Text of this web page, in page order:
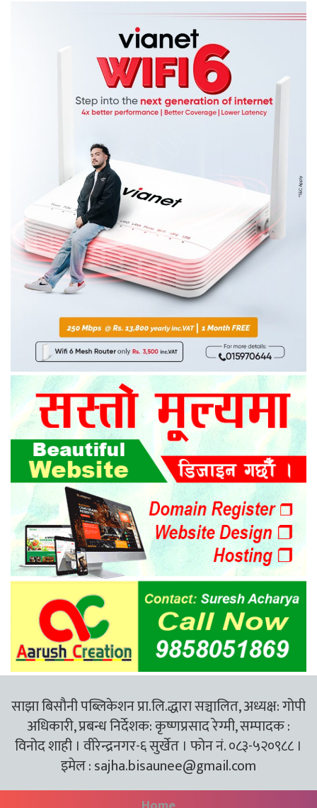
साझा बिसौनी पब्लिकेशन प्रा.लि.द्धारा सञ्चालित, अध्यक्ष: गोपी
अधिकारी, प्रबन्ध निर्देशक: कृष्णप्रसाद रेग्मी, सम्पादक :
विनोद शाही । वीरेन्द्रनगर-६ सुर्खेत । फोन नं. ०८३-५२०९८८ ।
इमेल :sajha.bisaunee@gmail.com